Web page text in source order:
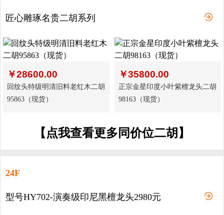
匠心雕琢名贵二胡系列
￥28600.00
回纹头特级明清旧料老红木二胡
95863（现货）
￥35800.00
正宗金星印度小叶紫檀龙头二胡
98163（现货）
【点我查看更多同价位二胡】
24F
型号HY702-演奏级印尼黑檀龙头2980元